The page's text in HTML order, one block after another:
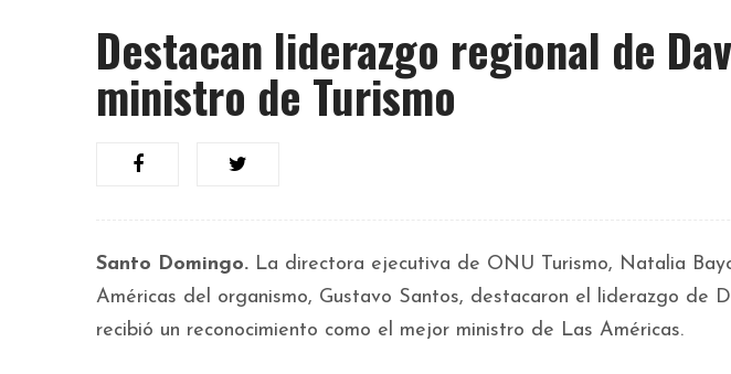
Destacan liderazgo regional de
ministro de Turismo
Santo Domingo. La directora ejecutiva de ONU Turismo, Natalia
Américas del organismo, Gustavo Santos, destacaron el liderazgo de
recibió un reconocimiento como el mejor ministro de Las Américas.